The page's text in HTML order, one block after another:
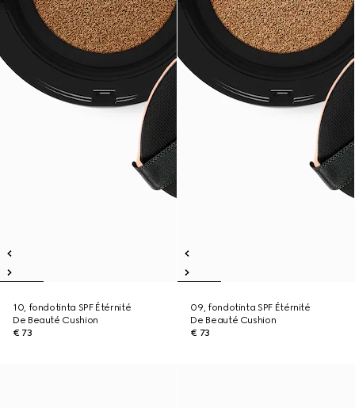
10, fondotinta SPF Étérnité
De Beauté Cushion
€ 73
09, fondotinta SPF Étérnité
De Beauté Cushion
€ 73